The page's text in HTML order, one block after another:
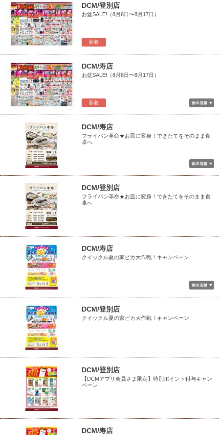
新着
DCM/登別店
お盆SALE!（8月6日〜8月17日）
新着
DCM/寿店
お盆SALE!（8月6日〜8月17日）
DCM/寿店
フライパン革命★お皿に変身！できたてをそのまま食
卓へ
DCM/登別店
フライパン革命★お皿に変身！できたてをそのまま食
卓へ
DCM/寿店
クイックル夏の家ピカ大作戦！キャンペーン
DCM/登別店
クイックル夏の家ピカ大作戦！キャンペーン
DCM/登別店
【DCMアプリ会員さま限定】特別ポイント付与キャン
ペーン
DCM/寿店